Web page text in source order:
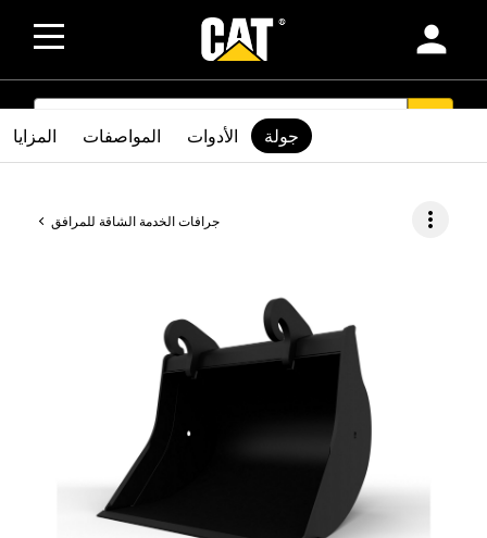
person
SEARCH
جرافات الخدمة الشاقة للمرافق more_vert
المزايا المواصفات الأدوات جولة